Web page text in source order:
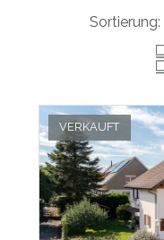
Sortierung:
VERKAUFT